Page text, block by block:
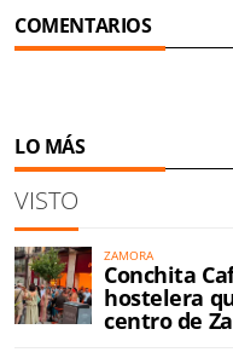
COMENTARIOS
LO MÁS
VISTO
ZAMORA
Conchita
hostelera
centro de